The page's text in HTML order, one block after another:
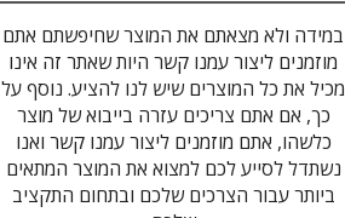
במידה ולא מצאתם את המוצר שחיפשתם אתם
מוזמנים ליצור עמנו קשר היות שאתר זה אינו
מכיל את כל המוצרים שיש לנו להציע. נוסף על
כך, אם אתם צריכים עזרה בייבוא של מוצר
כלשהו, אתם מוזמנים ליצור עמנו קשר ואנו
נשתדל לסייע לכם למצוא את המוצר המתאים
ביותר עבור הצרכים שלכם ובתחום התקציב